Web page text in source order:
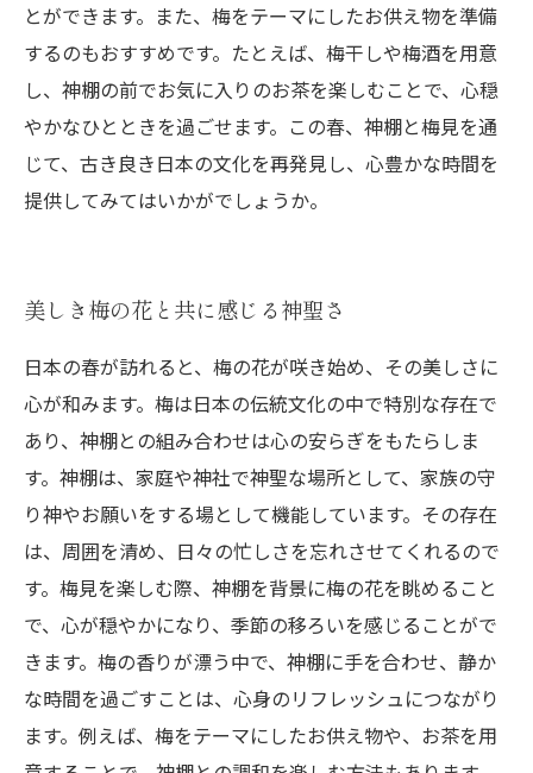
とができます。また、梅をテーマにしたお供え物を準備
するのもおすすめです。たとえば、梅干しや梅酒を用意
し、神棚の前でお気に入りのお茶を楽しむことで、心穏
やかなひとときを過ごせます。この春、神棚と梅見を通
じて、古き良き日本の文化を再発見し、心豊かな時間を
提供してみてはいかがでしょうか。
美しき梅の花と共に感じる神聖さ
日本の春が訪れると、梅の花が咲き始め、その美しさに
心が和みます。梅は日本の伝統文化の中で特別な存在で
あり、神棚との組み合わせは心の安らぎをもたらしま
す。神棚は、家庭や神社で神聖な場所として、家族の守
り神やお願いをする場として機能しています。その存在
は、周囲を清め、日々の忙しさを忘れさせてくれるので
す。梅見を楽しむ際、神棚を背景に梅の花を眺めること
で、心が穏やかになり、季節の移ろいを感じることがで
きます。梅の香りが漂う中で、神棚に手を合わせ、静か
な時間を過ごすことは、心身のリフレッシュにつながり
ます。例えば、梅をテーマにしたお供え物や、お茶を用